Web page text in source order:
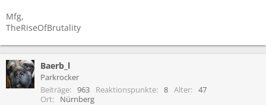
Mfg,
TheRiseOfBrutality
Baerb_l
Parkrocker
Beiträge
963 Reaktionspunkte 8 Alter
47
Ort
Nürnberg